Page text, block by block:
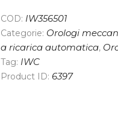
COD: IW356501
Categorie: Orologi
a ricarica automatica,
Tag: IWC
Product ID: 6397